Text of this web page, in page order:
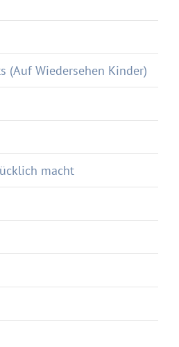
(Auf Wiedersehen Kinder)
macht